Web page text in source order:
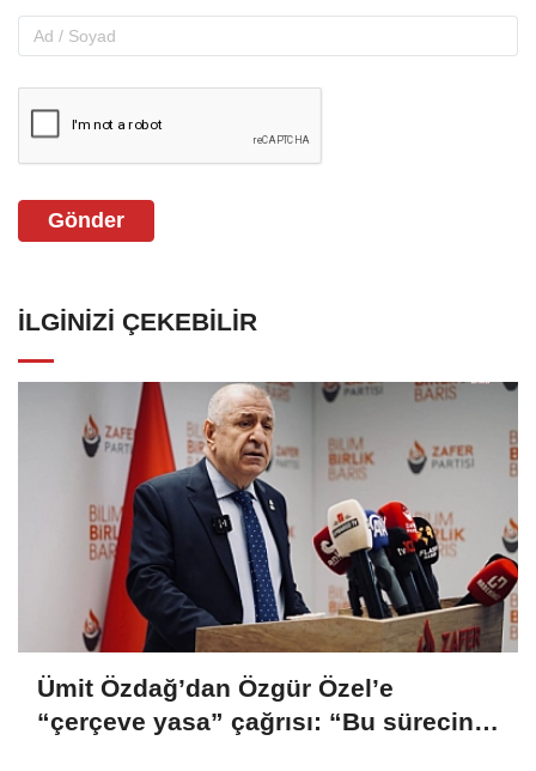
Gönder
İLGINIZI ÇEKEBILIR
Ümit Özdağ’dan Özgür Özel’e
“çerçeve yasa” çağrısı: “Bu sürecin